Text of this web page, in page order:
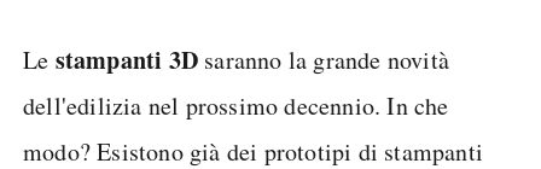
Le stampanti 3D saranno la grande novità
dell'edilizia nel prossimo decennio. In che
modo? Esistono già dei prototipi di stampanti